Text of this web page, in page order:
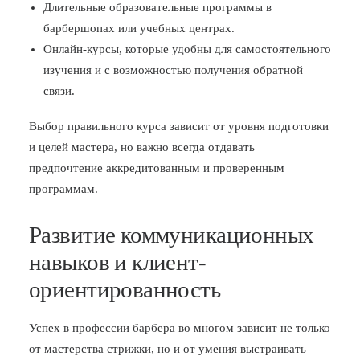
Длительные образовательные программы в
барбершопах или учебных центрах.
Онлайн-курсы, которые удобны для самостоятельного
изучения и с возможностью получения обратной
связи.
Выбор правильного курса зависит от уровня подготовки
и целей мастера, но важно всегда отдавать
предпочтение аккредитованным и проверенным
программам.
Развитие коммуникационных
навыков и клиент-
ориентированность
Успех в профессии барбера во многом зависит не только
от мастерства стрижки, но и от умения выстраивать